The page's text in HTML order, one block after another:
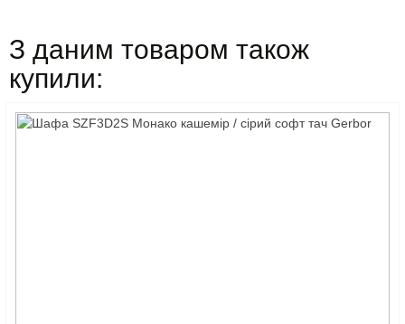
З даним товаром також
купили: